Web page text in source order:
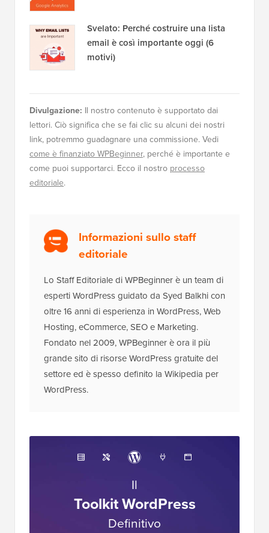
Svelato: Perché costruire una lista
email è così importante oggi (6
motivi)
Divulgazione: Il nostro contenuto è supportato dai
lettori. Ciò significa che se fai clic su alcuni dei nostri
link, potremmo guadagnare una commissione. Vedi
come è finanziato WPBeginner, perché è importante e
come puoi supportarci. Ecco il nostro processo
editoriale.
Informazioni sullo staff
editoriale
Lo Staff Editoriale di WPBeginner è un team di
esperti WordPress guidato da Syed Balkhi con
oltre 16 anni di esperienza in WordPress, Web
Hosting, eCommerce, SEO e Marketing.
Fondato nel 2009, WPBeginner è ora il più
grande sito di risorse WordPress gratuite del
settore ed è spesso definito la Wikipedia per
WordPress.
Il
Toolkit WordPress
Definitivo